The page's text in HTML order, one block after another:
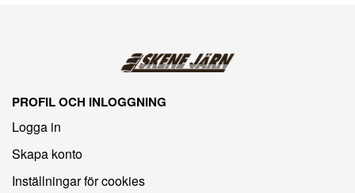
PROFIL OCH INLOGGNING
Logga in
Skapa konto
Inställningar för cookies